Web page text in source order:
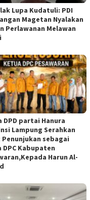
Lupa Kudatuli: PDI
Magetan Nyalakan
Perlawanan Melawan
DPD partai Hanura
Lampung Serahkan
sebagai
DPC Kabupaten
Harun Al-